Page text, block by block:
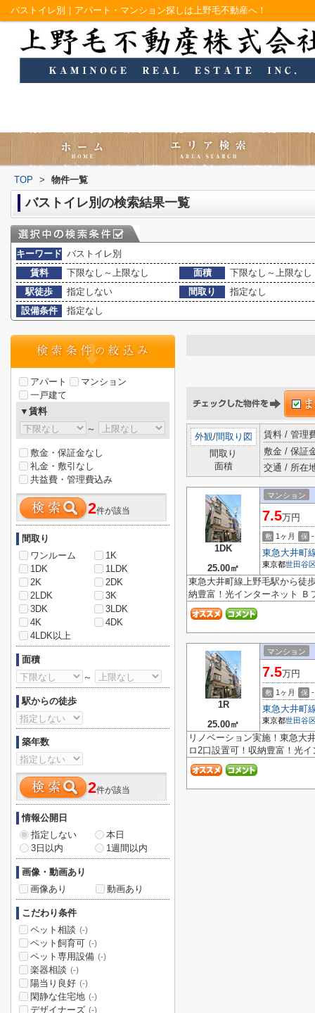
バストイレ別｜アパート・マンション探しは上野毛不動産へ！
TOP > 物件一覧
バストイレ別の検索結果一覧
キーワード バストイレ別
賃料
下限なし～上限なし 面積
下限なし～上限なし
駅徒歩
指定しない 間取り
指定なし
設備条件
指定なし
外観/間取り図
間取り
面積
賃料 / 管理
敷金 / 保証
交通 / 所在
1DK
25.00㎡
マンション
7.5万円
敷 1ヶ月 保 -
東急大井町
東京都世田谷
東急大井町線上野毛駅から徒
納豊富！光インターネット Ｂ
1R
25.00㎡
マンション
7.5万円
敷 1ヶ月 保 -
東急大井町
東京都世田谷
リノベーション実施！東急大
ロ2口設置可！収納豊富！光
アパート
マンション
一戸建て
▼賃料
～
敷金・保証金なし
礼金・敷引なし
共益費・管理費込み
2件が該当
間取り
ワンルーム
1K
1DK
1LDK
2K
2DK
2LDK
3K
3DK
3LDK
4K
4DK
4LDK以上
面積
～
駅からの徒歩
築年数
2件が該当
情報公開日
指定しない
本日
3日以内
1週間以内
画像・動画あり
画像あり
動画あり
こだわり条件
ペット相談 (-)
ペット飼育可 (-)
ペット専用設備 (-)
楽器相談 (-)
陽当り良好 (-)
閑静な住宅地 (-)
デザイナーズ (-)